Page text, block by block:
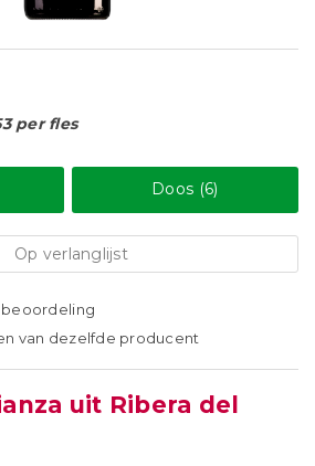
per fles
Doos (6)
Op verlanglijst
beoordeling
van dezelfde producent
uit Ribera del